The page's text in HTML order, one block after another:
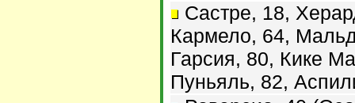
Састре, 18,
Кармело, 64,
Гарсия, 80, Кике
Пуньяль, 82,